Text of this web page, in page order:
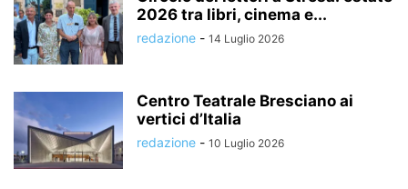
2026 tra libri, cinema e...
redazione - 14 Luglio 2026
Centro Teatrale Bresciano ai
vertici d’Italia
redazione - 10 Luglio 2026